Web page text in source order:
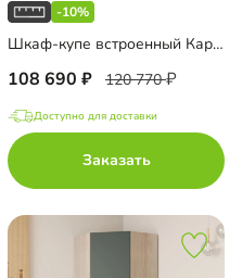
-10%
Шкаф-купе встроенный Карини-2-5
108 690 120 770
Доступно для доставки
Заказать